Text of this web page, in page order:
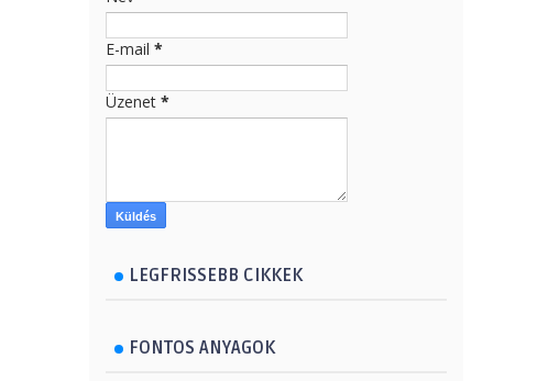
E-mail *
Üzenet *
LEGFRISSEBB CIKKEK
FONTOS ANYAGOK